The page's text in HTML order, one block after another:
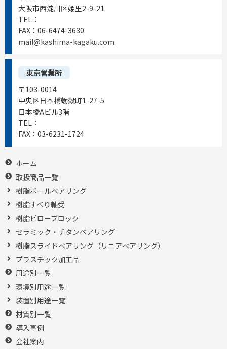
大阪市西淀川区姫里2-9-21
TEL：
FAX： 06-6474-3630
mail@kashima-kagaku.com
東京営業所
〒103-0014
中央区日本橋蛎殻町1-27-5
日本橋Aビル3階
TEL：
FAX： 03-6231-1724
ホーム
取扱商品一覧
樹脂ボールベアリング
樹脂すべり軸受
樹脂ピローブロック
セラミック・チタンベアリング
樹脂スライドベアリング（リニアベアリング）
プラスチック加工品
用途別一覧
環境別用途一覧
装置別用途一覧
材質別一覧
導入事例
会社案内